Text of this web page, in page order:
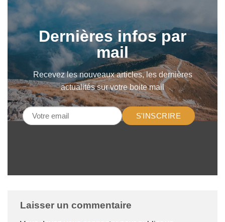
Dernières infos par
mail
Recevez les nouveaux articles, les dernières
actualités sur votre boite mail
S'INSCRIRE
Laisser un commentaire